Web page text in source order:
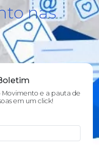
nas
Movimento e a pauta de
em um click!